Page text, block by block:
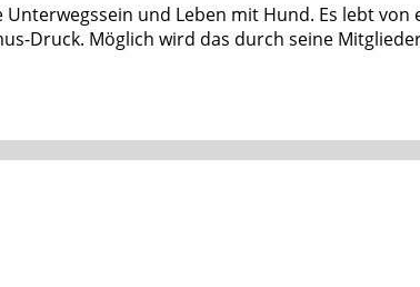
und Leben mit Hund. Es lebt
Druck. Möglich wird das durch seine